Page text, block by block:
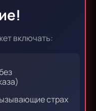
включать:
страх
12
14